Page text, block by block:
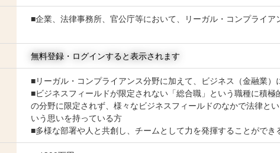
■企業、法律事務所、官公庁等において、リーガル・コンプライ
無料登録・ログインすると表示されます
■リーガル・コンプライアンス分野に加えて、ビジネス（金融業）
■ビジネスフィールドが限定されない「総合職」という職種に積
の分野に限定されず、様々なビジネスフィールドのなかで法律と
いう思いを持っている方
■多様な部署や人と共創し、チームとして力を発揮することができ